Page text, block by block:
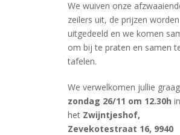
We wuiven onze
zeilers uit, de prijzen worden
uitgedeeld en we komen
om bij te praten en samen
tafelen.
We verwelkomen jullie
zondag 26/11 om 12.30h in
het Zwijntjeshof,
Zevekotestraat 16, 9940